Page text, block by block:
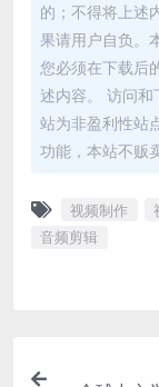
的；不得将上述
果请用户自负。
您必须在下载后
述内容。 访问
站为非盈利性站
功能，本站不贩
视频制作
音频剪辑